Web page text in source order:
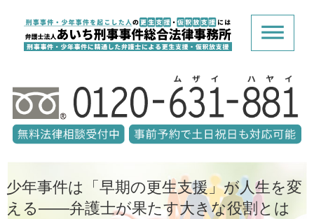
少年事件は「早期の更生支援」が人生を変
える——弁護士が果たす大きな役割とは